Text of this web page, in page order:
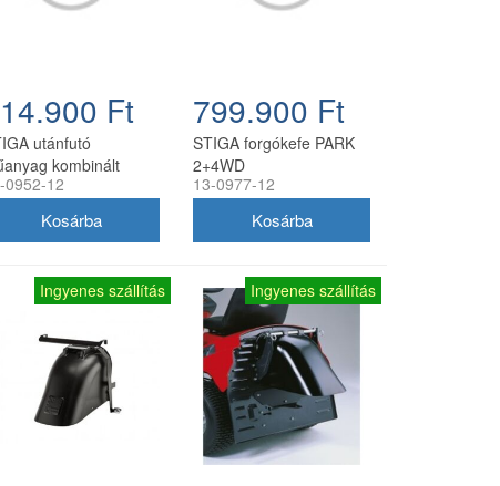
Ft
utánfutó
kombinált
0952-12
799.900 Ft
STIGA forgókefe PARK
2+4WD
13-0977-12
Ingyenes szállítás Ingyenes szállítás